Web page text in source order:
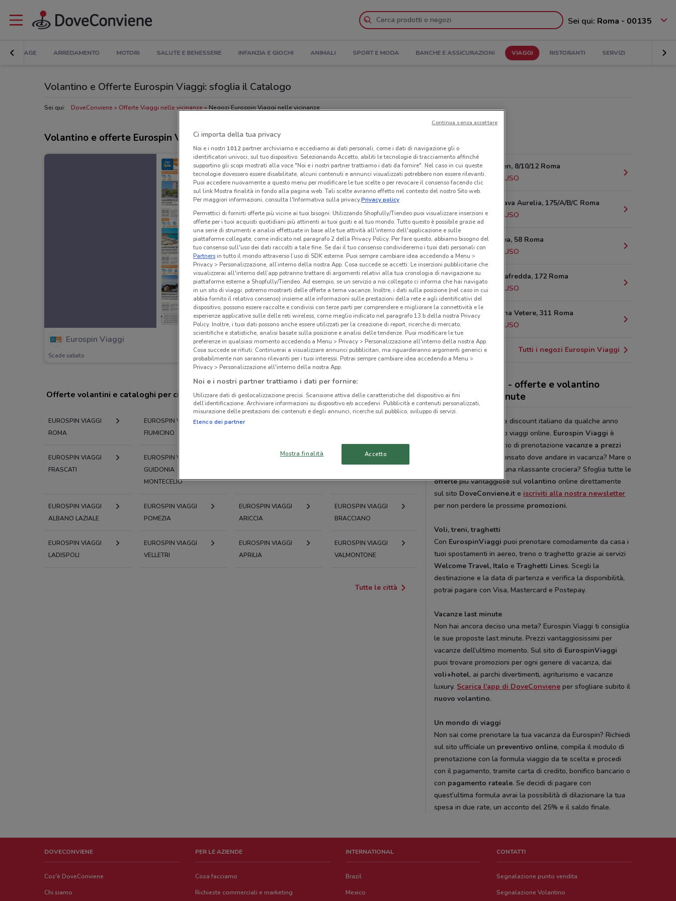
Sei qui: Roma - 00135
BRICOLAGE ARREDAMENTO MOTORI SALUTE E BENESSERE INFANZIA E GIOCHI ANIMALI SPORT E MODA BANCHE E ASSICURAZIONI VIAGGI RISTORANTI SERVIZI
Volantino e Offerte Eurospin Viaggi: sfoglia il Catalogo
Sei qui: DoveConviene Offerte Viaggi nelle vicinanze Negozi Eurospin Viaggi nelle vicinanze
Volantino e offerte Eurospin Viaggi
Eurospin Viaggi
Scade sabato 4.3 km
Offerte volantini e cataloghi per città nelle vicinanze
EUROSPIN VIAGGI
ROMA
EUROSPIN VIAGGI
FIUMICINO
EUROSPIN VIAGGI
EUROSPIN VIAGGI
FRASCATI
EUROSPIN VIAGGI
GUIDONIA
MONTECELIO
EUROSPIN VIAGGI
EUROSPIN VIAGGI
EUROSPIN VIAGGI
ALBANO LAZIALE
EUROSPIN VIAGGI
POMEZIA
EUROSPIN VIAGGI
ARICCIA
EUROSPIN VIAGGI
BRACCIANO
EUROSPIN VIAGGI
LADISPOLI
EUROSPIN VIAGGI
VELLETRI
EUROSPIN VIAGGI
APRILIA
EUROSPIN VIAGGI
VALMONTONE
Tutte le città
Via Andersen, 8/10/12 Roma
4.3 km
CHIUSO
Via Della Cava Aurelia, 175/A/B/C Roma
4.3 km
CHIUSO
Via Maldacea, 58 Roma
5.9 km
CHIUSO
Via Di Acquafredda, 172 Roma
6.3 km
CHIUSO
Via Veientana Vetere, 311 Roma
CHIUSO
Tutti i negozi Eurospin Viaggi
Eurospin Viaggi - offerte e volantino
vacanze last minute
, il più grande discount italiano da qualche anno
offre anche un servizio viaggi online. Eurospin Viaggi è
infatti il comodo servizio di prenotazionevacanze a prezzi
. Hai già pensato dove andare in vacanza? Mare o
montagna? Preferisci una rilassante crociera? Sfoglia tutte le
offertepiù vantaggiose sulvolantino online direttamente
sul sito DoveConviene.it e iscriviti alla nostra newsletter
per non perdere le prossime promozioni.
Voli, treni, traghetti
Con EurospinViaggipuoi prenotare comodamente da casa i
tuoi spostamenti in aereo, treno o traghetto grazie ai servizi
Welcome Travel, Italo eTraghetti Lines. Scegli la
destinazione e la data di partenza e verifica la disponibilità,
potrai pagare con Visa, Mastercard e Postepay.
Vacanze last minute
Non hai ancora deciso una meta? Eurospin Viaggi ti consiglia
le sue proposte last minute. Prezzi vantaggiosissimi per
vacanze dell’ultimo momento. Sul sito di EurospinViaggi
puoi trovare promozioni per ogni genere di vacanza, dai
voli+hotel, ai parchi divertimenti, agriturismo e vacanze
luxury. Scarica l’app di DoveConviene per sfogliare subito il
nuovo volantino.
Un mondo di viaggi
Non sai come prenotare la tua vacanza da Eurospin? Richiedi
sul sito ufficiale un preventivo online, compila il modulo di
prenotazione con la formula viaggio da te scelta e procedi
con il pagamento, tramite carta di credito, bonifico bancario o
con pagamento rateale. Se decidi di pagare con
quest’ultima formula avrai la possibilità di dilazionare la tua
spesa in due rate, un acconto del 25% e il saldo finale.
DOVECONVIENE
Cos'è DoveConviene
Chi siamo
PER LE AZIENDE
Cosa facciamo
Richieste commerciali e marketing
INTERNATIONAL
Brazil
Mexico
CONTATTI
Segnalazione punto vendita
Segnalazione Volantino
Ci importa della tua privacy
Noi e i nostri 1012partner archiviamo e accediamo ai dati personali, come i dati di navigazione gli o
identificatori univoci, sul tuo dispositivo. Selezionando Accetto, abiliti le tecnologie di tracciamento affinché
supportino gli scopi mostrati alla voce "Noi e i nostri partner trattiamo i dati da fornire". Nel caso in cui queste
tecnologie dovessero essere disabilitate, alcuni contenuti e annunci visualizzati potrebbero non essere rilevanti.
Puoi accedere nuovamente a questo menu per modificare le tue scelte o per revocare il consenso facendo clic
sul link Mostra finalità in fondo alla pagina web. Tali scelte avranno effetto nel contesto del nostro Sito web.
Per maggiori informazioni, consulta l'Informativa sulla privacy.Privacy policy
Permettici di fornirti offerte più vicine ai tuoi bisogni: Utilizzando Shopfully/Tiendeo puoi visualizzare inserzioni e
offerte per i tuoi acquisti quotidiani più attinenti ai tuoi gusti e al tuo mondo. Tutto questo è possibile grazie ad
una serie di strumenti e analisi effettuate in base alle tue attività all'interno dell'applicazione e sulle
piattaforme collegate, come indicato nel paragrafo 2 della Privacy Policy. Per fare questo, abbiamo bisogno del
tuo consenso sull'uso dei dati raccolti a tale fine. Se dai il tuo consenso condivideremo i tuoi dati personali con
Partnersin tutto il mondo attraverso l’uso di SDK esterne. Puoi sempre cambiare idea accedendo a Menu >
Privacy > Personalizzazione, all’interno della nostra App. Cosa succede se accetti: Le inserzioni pubblicitarie che
visualizzerai all'interno dell’app potranno trattare di argomenti relativi alla tua cronologia di navigazione su
piattaforme esterne a Shopfully/Tiendeo. Ad esempio, se un servizio a noi collegato ci informa che hai navigato
in un sito di viaggi, potremo mostrarti delle offerte a tema vacanze. Inoltre, i dati sulla posizione (nel caso in cui
abbia fornito il relativo consenso) insieme alle informazioni sulle prestazioni della rete e agli identificativi del
dispositivo, possono essere raccolte e condivisi con terze parti per comprendere e migliorare la connettività e le
esperienze applicative sulle delle reti wireless, come meglio indicato nel paragrafo 13.b della nostra Privacy
Policy. Inoltre, i tuoi dati possono anche essere utilizzati per la creazione di report, ricerche di mercato,
scientifiche e statistiche, analisi basate sulla posizione e analisi delle tendenze. Puoi modificare le tue
preferenze in qualsiasi momento accedendo a Menu > Privacy > Personalizzazione all'interno della nostra App.
Cosa succede se rifiuti: Continuerai a visualizzare annunci pubblicitari, ma riguarderanno argomenti generici e
probabilmente non saranno rilevanti per i tuoi interessi. Potrai sempre cambiare idea accedendo a Menu >
Privacy > Personalizzazione all'interno della nostra App.
Noi e i nostri partner trattiamo i dati per fornire:
Utilizzare dati di geolocalizzazione precisi. Scansione attiva delle caratteristiche del dispositivo ai fini
dell’identificazione. Archiviare informazioni su dispositivo e/o accedervi. Pubblicità e contenuti personalizzati,
misurazione delle prestazioni dei contenuti e degli annunci, ricerche sul pubblico, sviluppo di servizi.
Elenco dei partner
Mostra finalità Accetto
Continua senza accettare